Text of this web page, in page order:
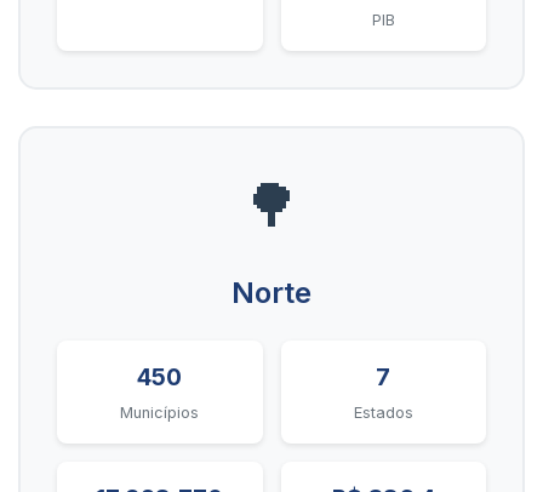
PIB
🌳
Norte
450
Municípios
7
Estados